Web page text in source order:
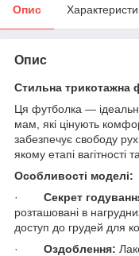
Опис
Опис
Стильна трикотажна
Ця футболка —
мам, які цінують
забезпечує свободу
якому етапі вагітності
Особливості моделі:
· Секрет
розташовані в
доступ до грудей для
· Оздоблення: